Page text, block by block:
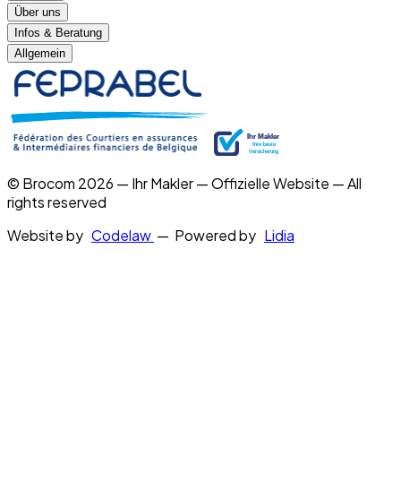
Über uns
Infos & Beratung
Allgemein
© Brocom 2026 — Ihr Makler — Offizielle Website — All
rights reserved
Website by Codelaw — Powered by Lidia